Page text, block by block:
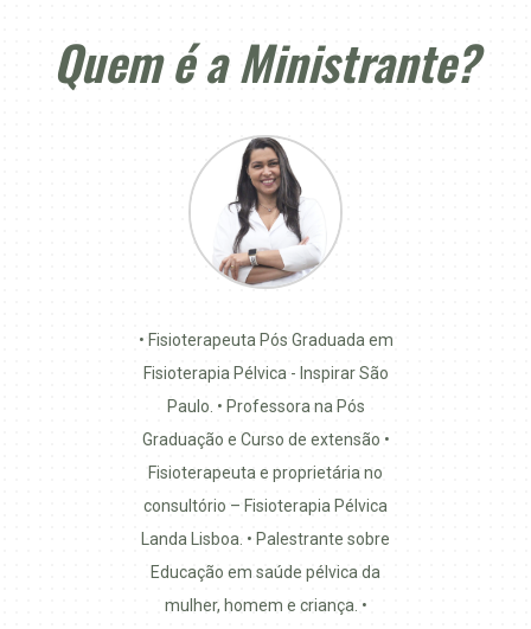
Quem é a Ministrante?
•⁠ ⁠Fisioterapeuta Pós Graduada em
Fisioterapia Pélvica - Inspirar São
Paulo. •⁠ Professora na Pós
Graduação e Curso de extensão •⁠
Fisioterapeuta e proprietária no
consultório – Fisioterapia Pélvica
Landa Lisboa. •⁠ Palestrante sobre
Educação em saúde pélvica da
mulher, homem e criança. •⁠